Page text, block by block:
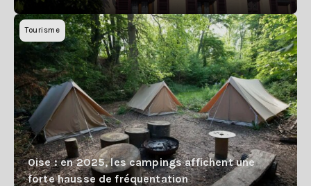
Tourisme
Oise : en 2025, les campings affichent une
forte hausse de fréquentation